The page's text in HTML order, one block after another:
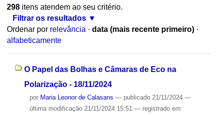
298itens atendem ao seu critério.
Filtrar os resultados
Ordenar por relevância · data (mais recente primeiro) ·
alfabeticamente
O Papel das Bolhas e Câmaras de Eco na
Polarização - 18/11/2024
por Maria Leonor de Calasans — publicado21/11/2024 —
última modificação21/11/2024 15:51 — registrado em: